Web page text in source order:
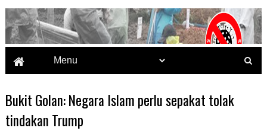
Bukit Golan: Negara Islam perlu sepakat tolak
tindakan Trump